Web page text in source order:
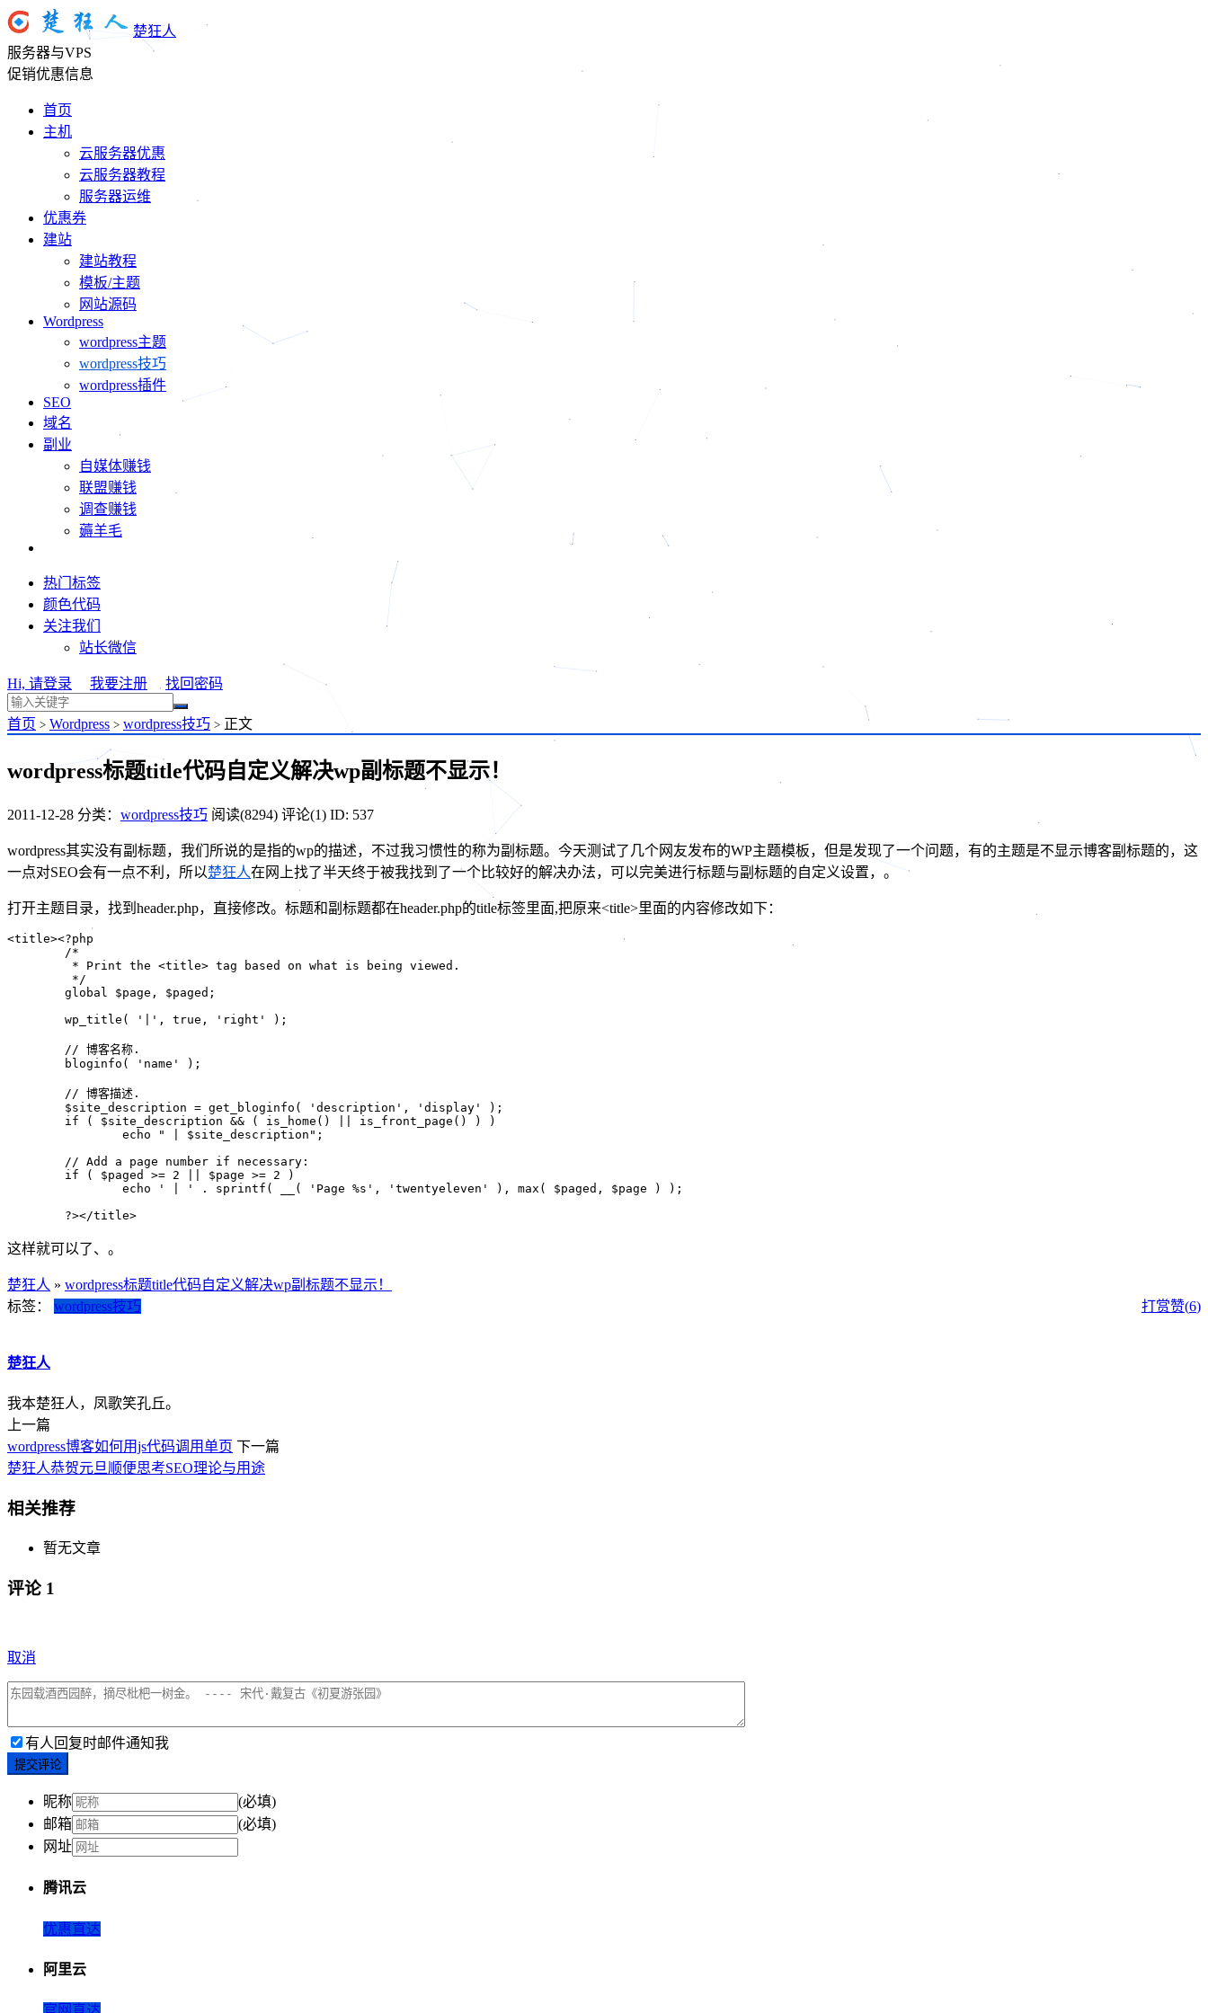
楚狂人
服务器与VPS
促销优惠信息
首页
主机
云服务器优惠
云服务器教程
服务器运维
优惠券
建站
建站教程
模板/主题
网站源码
Wordpress
wordpress主题
wordpress技巧
wordpress插件
SEO
域名
副业
自媒体赚钱
联盟赚钱
调查赚钱
薅羊毛
热门标签
颜色代码
关注我们
站长微信
Hi, 请登录 我要注册 找回密码
首页 > Wordpress > wordpress技巧 > 正文
wordpress标题title代码自定义解决wp副标题不显示！
2011-12-28 分类： wordpress技巧 阅读(8294) 评论(1) ID: 537
wordpress其实没有副标题，我们所说的是指的wp的描述，不过我习惯性的称为副标题。今天测试了几个网友发布的WP主题模板，但是发现了一个问题，有的主题是不显示博客副标题的，这
一点对SEO会有一点不利，所以楚狂人在网上找了半天终于被我找到了一个比较好的解决办法，可以完美进行标题与副标题的自定义设置，。
打开主题目录，找到header.php，直接修改。标题和副标题都在header.php的title标签里面,把原来<title>里面的内容修改如下：
<title><?php
	?></title>
这样就可以了、。
楚狂人 » wordpress标题title代码自定义解决wp副标题不显示！
打赏赞(6)
标签： wordpress技巧
楚狂人
我本楚狂人，凤歌笑孔丘。
上一篇
wordpress博客如何用js代码调用单页 下一篇
楚狂人恭贺元旦顺便思考SEO理论与用途
相关推荐
暂无文章
评论 1
取消
有人回复时邮件通知我
提交评论
昵称
(必填)
邮箱
(必填)
网址
腾讯云
优惠直达
阿里云